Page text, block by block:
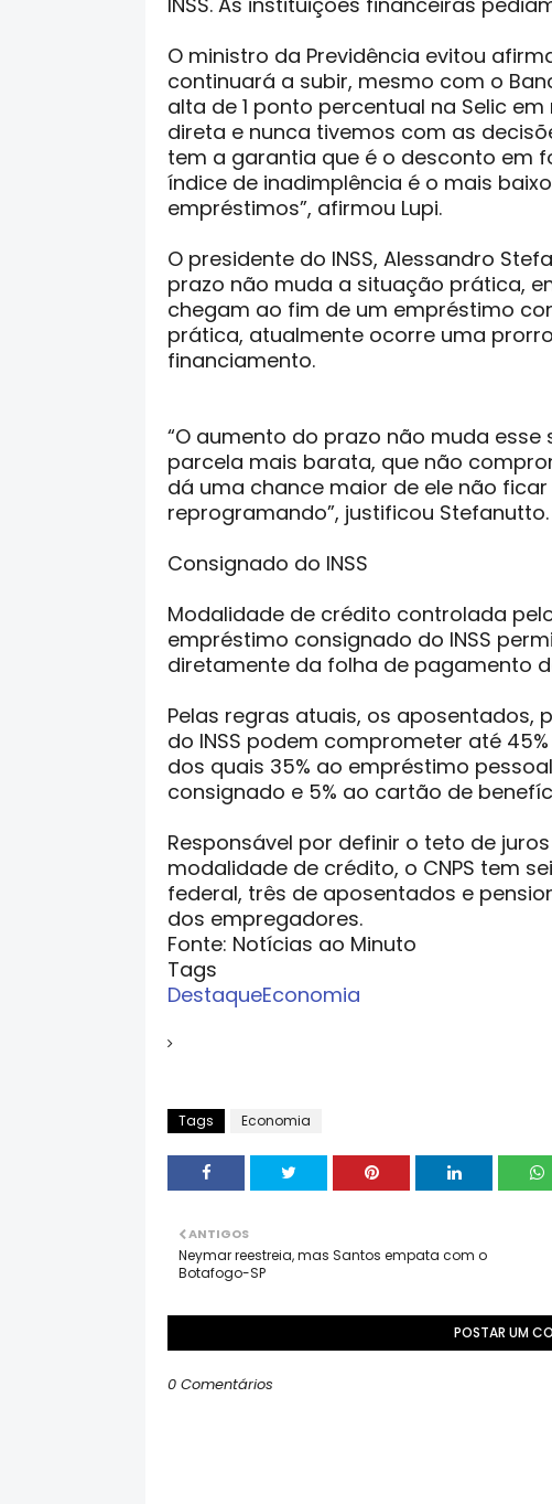
O ministro da Previdência evitou
continuará a subir, mesmo com o
alta de 1 ponto percentual na Selic
direta e nunca tivemos com as
tem a garantia que é o desconto em
índice de inadimplência é o mais
empréstimos”, afirmou Lupi.
O presidente do INSS, Alessandro
prazo não muda a situação prática,
chegam ao fim de um empréstimo
prática, atualmente ocorre uma
financiamento.
“O aumento do prazo não muda esse
parcela mais barata, que não
dá uma chance maior de ele não
reprogramando”, justificou Stefanutto.
Consignado do INSS
Modalidade de crédito controlada
empréstimo consignado do INSS
diretamente da folha de pagamento
Pelas regras atuais, os aposentados,
do INSS podem comprometer até
dos quais 35% ao empréstimo
consignado e 5% ao cartão de
Responsável por definir o teto de
modalidade de crédito, o CNPS tem
federal, três de aposentados e
dos empregadores.
Fonte: Notícias ao Minuto
Tags
DestaqueEconomia
Tags Economia
ANTIGOS
Neymar reestreia, mas Santos empata com o
Botafogo-SP
POSTAR UM
0 Comentários